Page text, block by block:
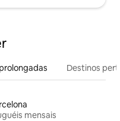
Destinos
mensais